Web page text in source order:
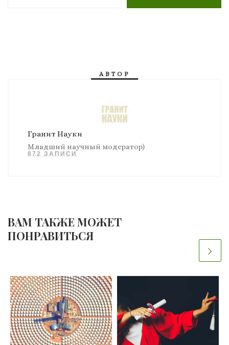
АВТОР
Гранит Науки
Младший научный модератор)
872 ЗАПИСИ
ВАМ ТАКЖЕ МОЖЕТ
ПОНРАВИТЬСЯ